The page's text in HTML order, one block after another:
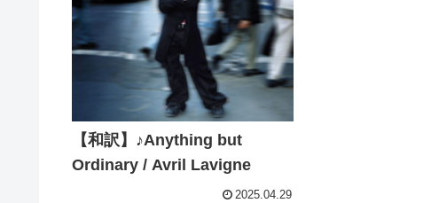
【和訳】♪Anything but
Ordinary / Avril Lavigne
2025.04.29